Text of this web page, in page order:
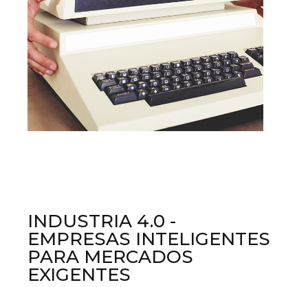
INDUSTRIA 4.0 -
EMPRESAS INTELIGENTES
PARA MERCADOS
EXIGENTES